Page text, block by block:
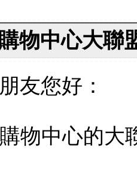
物中心大聯
友您好：
物中心的大